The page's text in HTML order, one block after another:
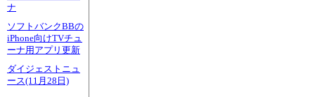
ナ
ソフトバンクBBの
iPhone向けTVチュ
ーナ用アプリ更新
ダイジェストニュ
ース(11月28日)